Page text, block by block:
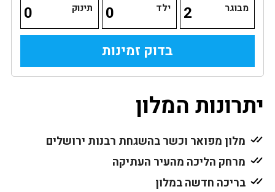
מבוגר ילד תינוק
יתרונות המלון
מלון מפואר וכשר בהשגחת רבנות ירושלים
מרחק הליכה מהעיר העתיקה
בריכה חדשה במלון